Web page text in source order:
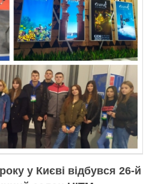
у Києві відбувся 26-й